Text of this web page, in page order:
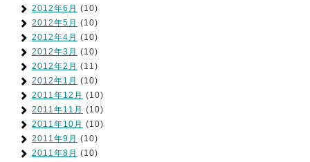
2012年6月 (10)
2012年5月 (10)
2012年4月 (10)
2012年3月 (10)
2012年2月 (11)
2012年1月 (10)
2011年12月 (10)
2011年11月 (10)
2011年10月 (10)
2011年9月 (10)
2011年8月 (10)